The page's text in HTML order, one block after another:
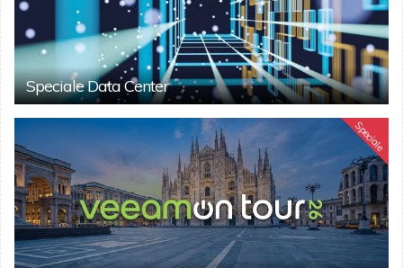
Speciale Data Center
Speciale